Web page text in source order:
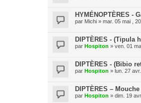
HYMÉNOPTÈRES -
par Michi » mar. 05 mai ,
DIPTÈRES - (Tipula
par Hospiton » ven. 01
DIPTÈRES - (Bibio
par Hospiton » lun. 27
DIPTÈRES –
par Hospiton » dim. 19